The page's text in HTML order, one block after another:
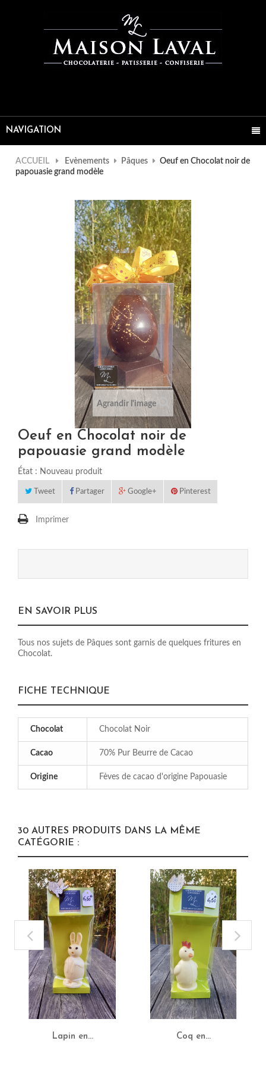
NAVIGATION
ACCUEIL Evènements Pâques
Oeuf en Chocolat noir de
papouasie grand modèle
Agrandir l'image
Oeuf en Chocolat noir de
papouasie grand modèle
État : Nouveau produit
Tweet Partager Google+ Pinterest
Imprimer
EN SAVOIR PLUS
Tous nos sujets de Pâques sont garnis de quelques fritures en
Chocolat.
FICHE TECHNIQUE
Chocolat Chocolat Noir
Cacao 70% Pur Beurre de Cacao
Origine Fèves de cacao d'origine Papouasie
30 AUTRES PRODUITS DANS LA MÊME
CATÉGORIE :
Lapin en... Coq en...